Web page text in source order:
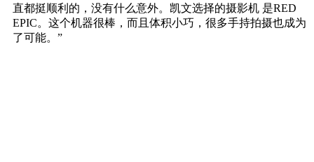
直都挺顺利的，没有什么意外。凯文选择的摄影机 是RED
EPIC。这个机器很棒，而且体积小巧，很多手持拍摄也成为
了可能。”